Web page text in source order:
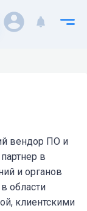
вендор ПО и
в
и органов
области
клиентскими